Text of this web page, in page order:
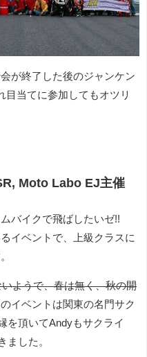
が終了した後のジャンケン
当てに参加してもオツリ
Moto Labo EJ主催
バイクで飛ばしたいゼ!!
イベントで、上級クラスに
ようで、春は無く、秋の開
イベントは関東の名門サク
を頂いてAndyもサクライ
ました。